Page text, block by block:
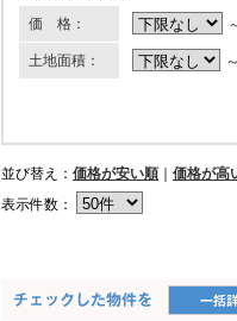
価 格：
土地面積：
並び替え： 価格が安い順
価格が高
表示件数：